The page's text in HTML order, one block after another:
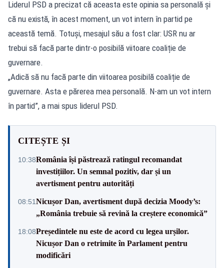
Liderul PSD a precizat că aceasta este opinia sa personală și
că nu există, în acest moment, un vot intern în partid pe
această temă. Totuși, mesajul său a fost clar: USR nu ar
trebui să facă parte dintr-o posibilă viitoare coaliție de
guvernare.
„Adică să nu facă parte din viitoarea posibilă coaliție de
guvernare. Asta e părerea mea personală. N-am un vot intern
în partid”, a mai spus liderul PSD.
CITEȘTE ȘI
10:38România își păstrează ratingul recomandat
investițiilor. Un semnal pozitiv, dar și un
avertisment pentru autorități
08:51Nicușor Dan, avertisment după decizia Moody’s:
„România trebuie să revină la creștere economică”
18:08Președintele nu este de acord cu legea urșilor.
Nicușor Dan o retrimite în Parlament pentru
modificări